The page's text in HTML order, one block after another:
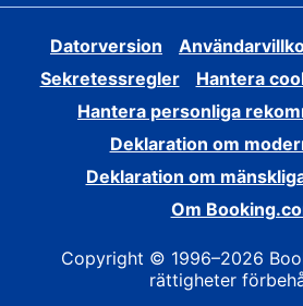
Datorversion
Sekretessregler
Hantera
Hantera personliga
Deklaration om
Deklaration om
Om
Copyright © 1996–2026
rättigheter